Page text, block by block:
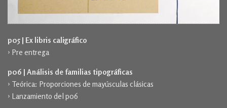
p05 | Ex libris caligráfico
› Pre entrega
p06 | Análisis de familias tipográficas
› Teórica: Proporciones de mayúsculas clásicas
› Lanzamiento del p06